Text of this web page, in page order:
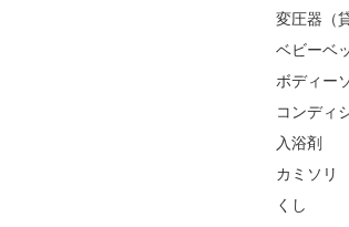
変圧器（
ベビーベ
ボディー
コンディ
入浴剤
カミソリ
くし